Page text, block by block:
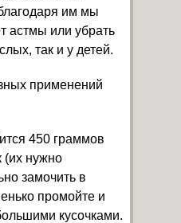
им мы
астмы или убрать
так и у детей.
применений
450 граммов
(их нужно
замочить в
промойте и
кусочками.